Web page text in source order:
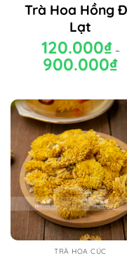
Trà Hoa Hồng
Lạt
120.000₫ –
900.000₫
TRÀ HOA CÚC